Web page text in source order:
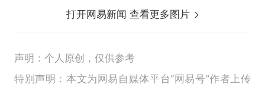
打开网易新闻 查看更多图片
声明：个人原创，仅供参考
特别声明：本文为网易自媒体平台“网易号”作者上传